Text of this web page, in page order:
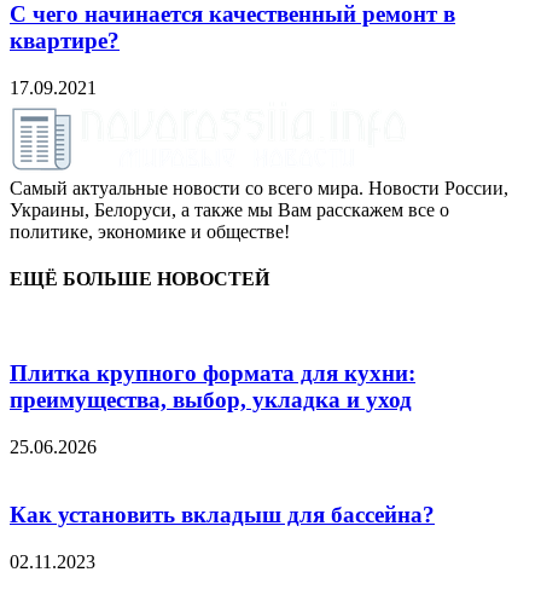
С чего начинается качественный ремонт в
квартире?
17.09.2021
Самый актуальные новости со всего мира. Новости России,
Украины, Белоруси, а также мы Вам расскажем все о
политике, экономике и обществе!
ЕЩЁ БОЛЬШЕ НОВОСТЕЙ
Плитка крупного формата для кухни:
преимущества, выбор, укладка и уход
25.06.2026
Как установить вкладыш для бассейна?
02.11.2023